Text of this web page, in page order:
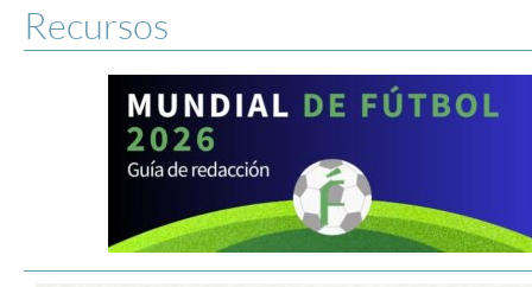
Recursos